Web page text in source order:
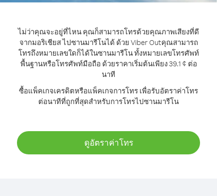
ไม่ว่าคุณจะอยู่ที่ไหน คุณก็สามารถโทรด้วยคุณภาพเสียงที่ดี
จากมอริเชียส ไปซานมารีโนได้ ด้วย Viber Outคุณสามารถ
โทรถึงหมายเลขใดก็ได้ในซานมารีโน ทั้งหมายเลขโทรศัพท์
พื้นฐานหรือโทรศัพท์มือถือ ด้วยราคาเริ่มต้นเพียง 39.1 ¢ ต่อ
นาที
ซื้อแพ็คเกจเครดิตหรือแพ็คเกจการโทร เพื่อรับอัตราค่าโทร
ต่อนาทีที่ถูกที่สุดสำหรับการโทรไปซานมารีโน
ดูอัตราค่าโทร